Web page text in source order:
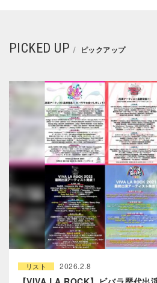
PICKED UP ピックアップ
リスト 2026.2.8